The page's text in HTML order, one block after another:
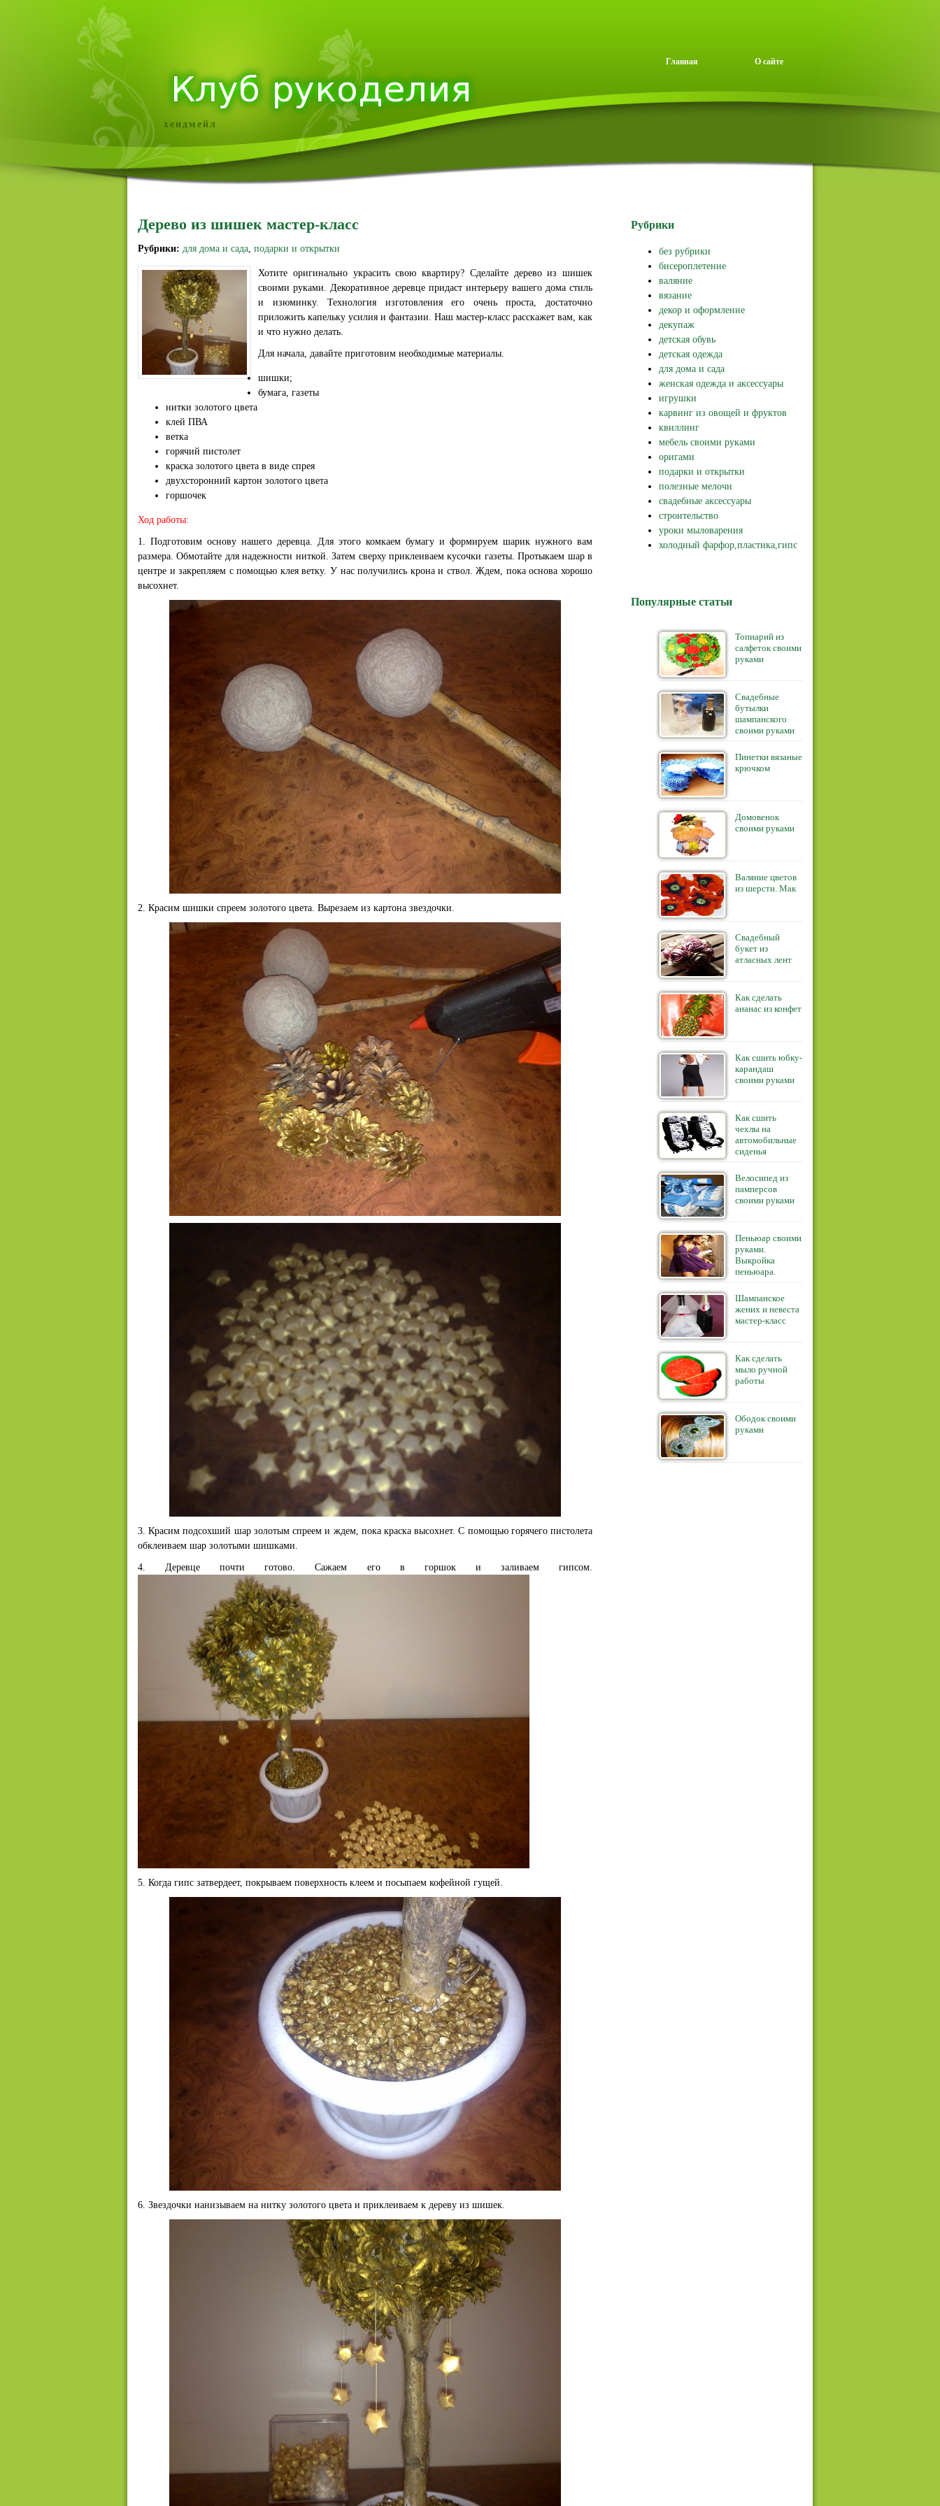
хендмейл
Главная О сайте
Дерево из шишек мастер-класс
Рубрики: для дома и сада, подарки и открытки
Хотите оригинально украсить свою квартиру? Сделайте дерево из шишек
своими руками. Декоративное деревце придаст интерьеру вашего дома стиль
и изюминку. Технология изготовления его очень проста, достаточно
приложить капельку усилия и фантазии. Наш мастер-класс расскажет вам, как
и что нужно делать.
Для начала, давайте приготовим необходимые материалы.
шишки;
бумага, газеты
нитки золотого цвета
клей ПВА
ветка
горячий пистолет
краска золотого цвета в виде спрея
двухсторонний картон золотого цвета
горшочек
Ход работы:
1. Подготовим основу нашего деревца. Для этого комкаем бумагу и формируем шарик нужного вам
размера. Обмотайте для надежности ниткой. Затем сверху приклеиваем кусочки газеты. Протыкаем шар в
центре и закрепляем с помощью клея ветку. У нас получились крона и ствол. Ждем, пока основа хорошо
высохнет.
2. Красим шишки спреем золотого цвета. Вырезаем из картона звездочки.
3. Красим подсохший шар золотым спреем и ждем, пока краска высохнет. С помощью горячего пистолета
обклеиваем шар золотыми шишками.
4. Деревце почти готово. Сажаем его в горшок и заливаем гипсом.
5. Когда гипс затвердеет, покрываем поверхность клеем и посыпаем кофейной гущей.
6. Звездочки нанизываем на нитку золотого цвета и приклеиваем к дереву из шишек.
Рубрики
без рубрики
бисероплетение
валяние
вязание
декор и оформление
декупаж
детская обувь
детская одежда
для дома и сада
женская одежда и аксессуары
игрушки
карвинг из овощей и фруктов
квиллинг
мебель своими руками
оригами
подарки и открытки
полезные мелочи
свадебные аксессуары
строительство
уроки мыловарения
холодный фарфор,пластика,гипс
Популярные статьи
Топиарий из
салфеток своими
руками
Свадебные
бутылки
шампанского
своими руками
Пинетки вязаные
крючком
Домовенок
своими руками
Валяние цветов
из шерсти. Мак
Свадебный
букет из
атласных лент
Как сделать
ананас из конфет
Как сшить юбку-
карандаш
своими руками
Как сшить
чехлы на
автомобильные
сиденья
Велосипед из
памперсов
своими руками
Пеньюар своими
руками.
Выкройка
пеньюара.
Шампанское
жених и невеста
мастер-класс
Как сделать
мыло ручной
работы
Ободок своими
руками